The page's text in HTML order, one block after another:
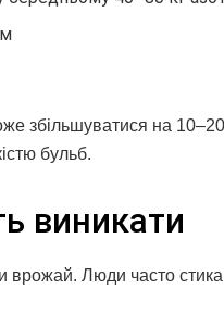
збільшуватися на
бульб.
виникати
врожай. Люди часто